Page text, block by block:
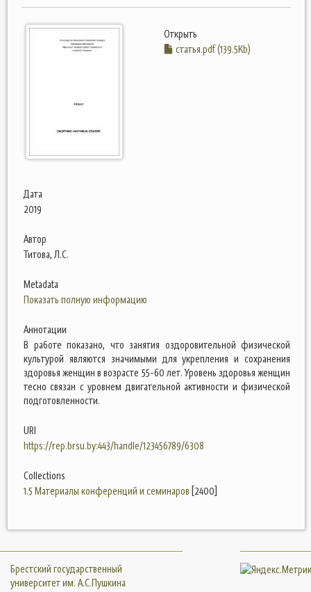
Открыть
статья.pdf (139.5Kb)
Дата
2019
Автор
Титова, Л.С.
Metadata
Показать полную информацию
Аннотации
В работе показано, что занятия оздоровительной физической
культурой являются значимыми для укрепления и сохранения
здоровья женщин в возрасте 55-60 лет. Уровень здоровья женщин
тесно связан с уровнем двигательной активности и физической
подготовленности.
URI
https://rep.brsu.by:443/handle/123456789/6308
Collections
1.5 Материалы конференций и семинаров [2400]
Брестский государственный
университет им. А.С.Пушкина